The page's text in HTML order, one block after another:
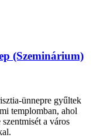
(Szeminárium)
ünnepre gyűltek
templomban, ahol
a város